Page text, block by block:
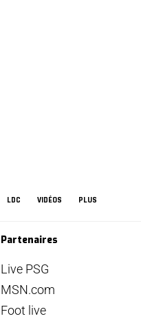
LDC VIDÉOS PLUS
Partenaires
Live PSG
MSN.com
Foot live